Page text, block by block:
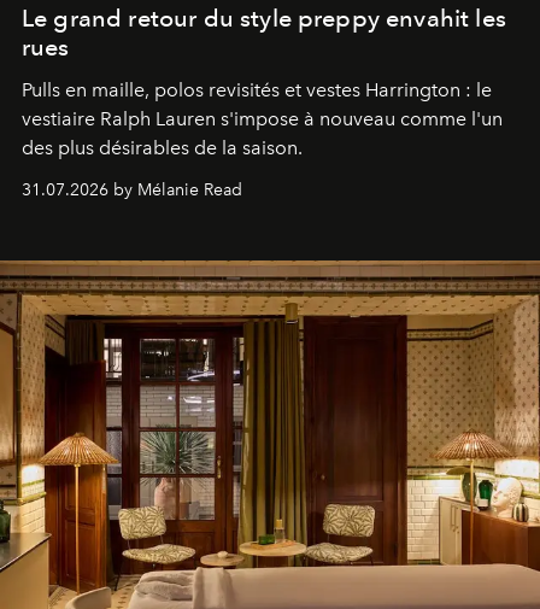
Le grand retour du style preppy envahit les
rues
Pulls en maille, polos revisités et vestes Harrington : le
vestiaire Ralph Lauren s'impose à nouveau comme l'un
des plus désirables de la saison.
31.07.2026 by Mélanie Read